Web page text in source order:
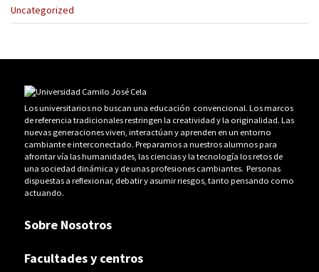
Uncategorized
Los universitarios no buscan una educación convencional. Los marcos
de referencia tradicionales restringen la creatividad y la originalidad. Las
nuevas generaciones viven, interactúan y aprenden en un entorno
cambiante e interconectado. Preparamos a nuestros alumnos para
afrontar vía las humanidades, las ciencias y la tecnología los retos de
una sociedad dinámica y de unas profesiones cambiantes. Personas
dispuestas a reflexionar, debatir y asumir riesgos, tanto pensando como
actuando.
Sobre Nosotros
Facultades y centros